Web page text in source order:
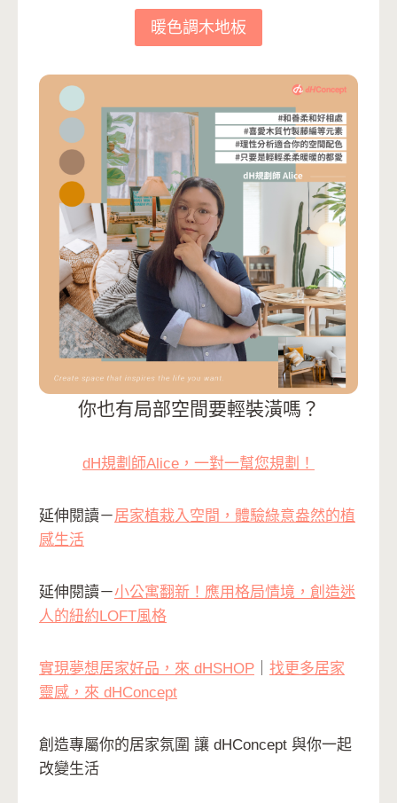
暖色調木地板
你也有局部空間要輕裝潢嗎？
dH規劃師Alice，一對一幫您規劃！
延伸閱讀－居家植栽入空間，體驗綠意盎然的植
感生活
延伸閱讀－小公寓翻新！應用格局情境，創造迷
人的紐約LOFT風格
實現夢想居家好品，來 dHSHOP
找更多居家
靈感，來 dHConcept
創造專屬你的居家氛圍 讓 dHConcept 與你一起
改變生活